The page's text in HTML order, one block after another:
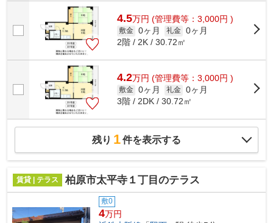
4.5万円 (管理費等：3,000円 )
敷金 0ヶ月 礼金 0ヶ月
2階 / 2K / 30.72㎡
4.2万円 (管理費等：3,000円 )
敷金 0ヶ月 礼金 0ヶ月
3階 / 2DK / 30.72㎡
残り 1件を表示する
賃貸 | テラス 柏原市太平寺１丁目のテラス
敷0
4万円